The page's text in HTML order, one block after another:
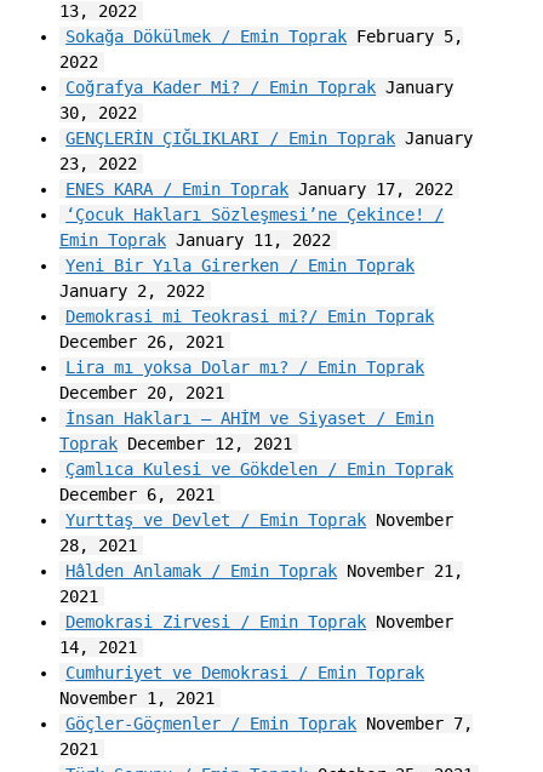
13, 2022
Sokağa Dökülmek / Emin Toprak February 5,
2022
Coğrafya Kader Mi? / Emin Toprak January
30, 2022
GENÇLERİN ÇIĞLIKLARI / Emin Toprak January
23, 2022
ENES KARA / Emin Toprak January 17, 2022
‘Çocuk Hakları Sözleşmesi’ne Çekince! /
Emin ToprakJanuary 11, 2022
Yeni Bir Yıla Girerken / Emin Toprak
January 2, 2022
Demokrasi mi Teokrasi mi?/ Emin Toprak
December 26, 2021
Lira mı yoksa Dolar mı? / Emin Toprak
December 20, 2021
İnsan Hakları – AHİM ve Siyaset / Emin
ToprakDecember 12, 2021
Çamlıca Kulesi ve Gökdelen / Emin Toprak
December 6, 2021
Yurttaş ve Devlet / Emin Toprak November
28, 2021
Hâlden Anlamak / Emin Toprak November 21,
2021
Demokrasi Zirvesi / Emin Toprak November
14, 2021
Cumhuriyet ve Demokrasi / Emin Toprak
November 1, 2021
Göçler-Göçmenler / Emin Toprak November 7,
2021